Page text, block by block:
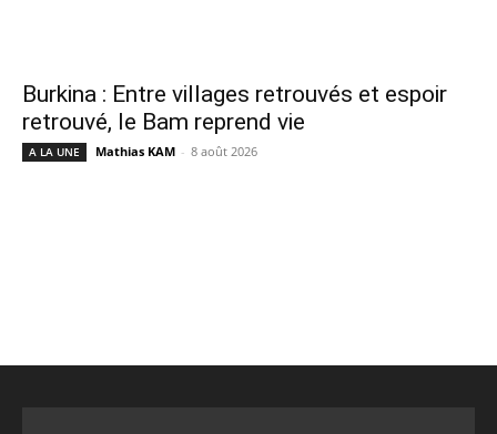
Burkina : Entre villages retrouvés et espoir
retrouvé, le Bam reprend vie
A LA UNE Mathias KAM - 8 août 2026